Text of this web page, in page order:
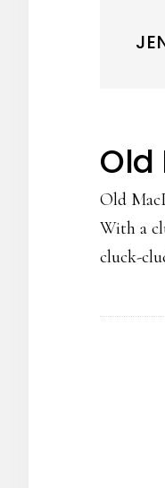
Old
Old
With a
cluck-